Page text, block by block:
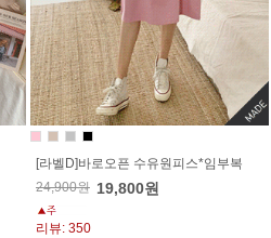
[라벨D]바로오픈 수유원피스*임부복
24,900원 19,800원
리뷰: 350